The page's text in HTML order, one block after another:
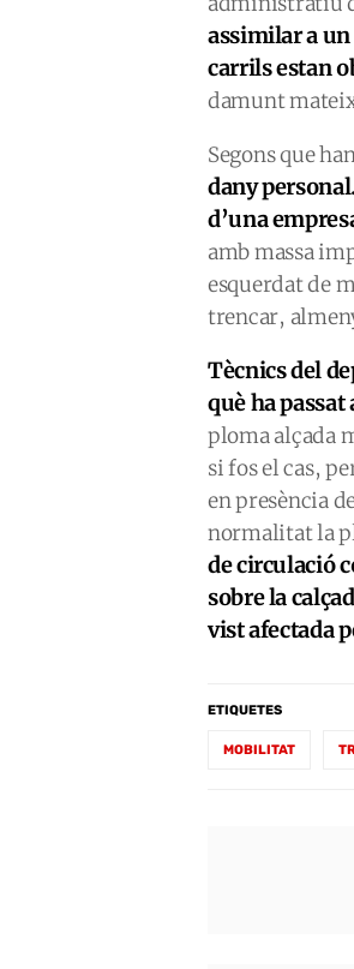
assimilar a
carrils estan
damunt
Segons que
dany
d’una
amb massa
esquerdat de
trencar,
Tècnics del
què ha
ploma alçada
si fos el cas,
en presència
normalitat la
de circulació
sobre la
vist afectada
ETIQUETES
MOBILITAT